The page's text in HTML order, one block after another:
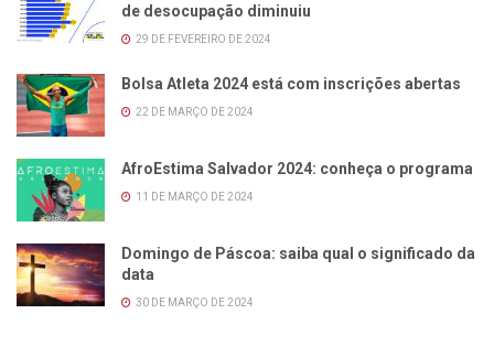
de desocupação diminuiu
29 DE FEVEREIRO DE 2024
Bolsa Atleta 2024 está com inscrições abertas
22 DE MARÇO DE 2024
AfroEstima Salvador 2024: conheça o programa
11 DE MARÇO DE 2024
Domingo de Páscoa: saiba qual o significado da
data
30 DE MARÇO DE 2024